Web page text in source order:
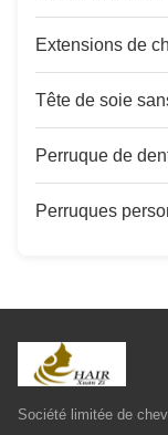
Extensions de
Tête de soie
Perruque de
Perruques
Société limitée de